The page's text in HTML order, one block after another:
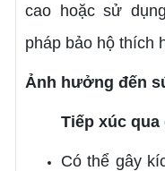
cao hoặc sử
pháp bảo hộ thích
Ảnh hưởng đến
Tiếp xúc qua
Có thể gây